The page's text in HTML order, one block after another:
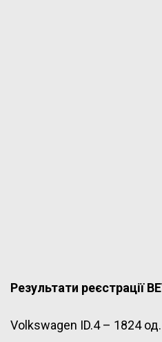
Результати реєстрації
Volkswagen ID.4 – 1824 од.